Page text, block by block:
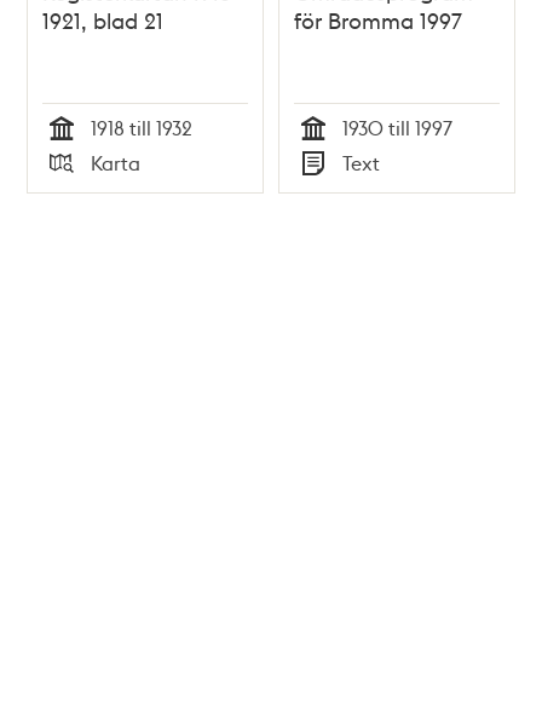
1921, blad 21
Tid
1918 till 1932
Typ
Karta
för Bromma 1997
Tid
1930 till 1997
Typ
Text